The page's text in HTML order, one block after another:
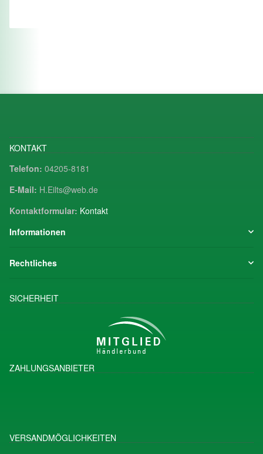
KONTAKT
Telefon: 04205-8181
E-Mail: H.Eilts@web.de
Kontaktformular: Kontakt
Informationen
Rechtliches
SICHERHEIT
ZAHLUNGSANBIETER
VERSANDMÖGLICHKEITEN